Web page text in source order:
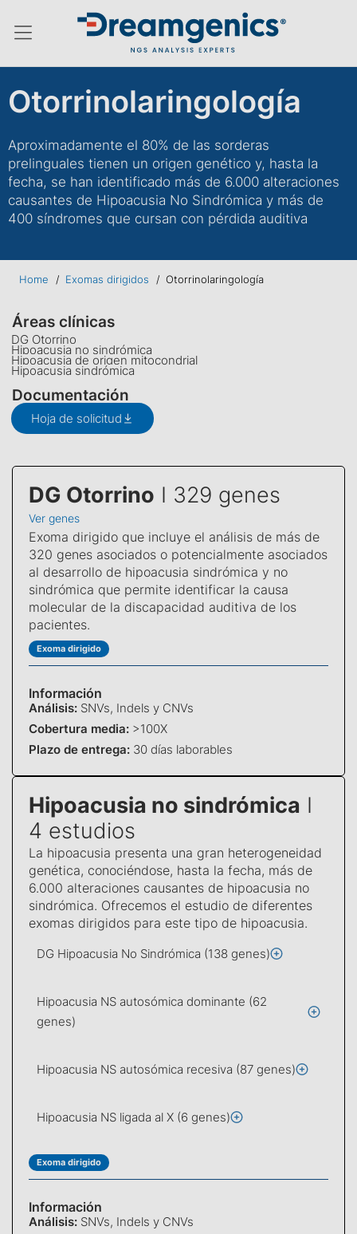
Menú conmutador hamburguesa
Otorrinolaringología
Aproximadamente el 80% de las sorderas
prelinguales tienen un origen genético y, hasta la
fecha, se han identificado más de 6.000 alteraciones
causantes de Hipoacusia No Sindrómica y más de
400 síndromes que cursan con pérdida auditiva
Home / Exomas dirigidos / Otorrinolaringología
Áreas clínicas
DG Otorrino
Hipoacusia no sindrómica
Hipoacusia de origen mitocondrial
Hipoacusia sindrómica
Documentación
Hoja de solicitud
DG Otorrino I 329 genes
Ver genes
Exoma dirigido que incluye el análisis de más de
320 genes asociados o potencialmente asociados
al desarrollo de hipoacusia sindrómica y no
sindrómica que permite identificar la causa
molecular de la discapacidad auditiva de los
pacientes.
Exoma dirigido
Información
Análisis: SNVs, Indels y CNVs
Cobertura media: >100X
Plazo de entrega: 30 días laborables
Hipoacusia no sindrómica I
4 estudios
La hipoacusia presenta una gran heterogeneidad
genética, conociéndose, hasta la fecha, más de
6.000 alteraciones causantes de hipoacusia no
sindrómica. Ofrecemos el estudio de diferentes
exomas dirigidos para este tipo de hipoacusia.
DG Hipoacusia No Sindrómica (138 genes)
Hipoacusia NS autosómica dominante (62
genes)
Hipoacusia NS autosómica recesiva (87 genes)
Hipoacusia NS ligada al X (6 genes)
Exoma dirigido
Información
Análisis: SNVs, Indels y CNVs